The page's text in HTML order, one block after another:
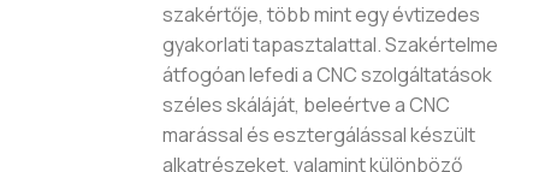
szakértője, több mint egy évtizedes
gyakorlati tapasztalattal. Szakértelme
átfogóan lefedi a CNC szolgáltatások
széles skáláját, beleértve a CNC
marással és esztergálással készült
alkatrészeket, valamint különböző